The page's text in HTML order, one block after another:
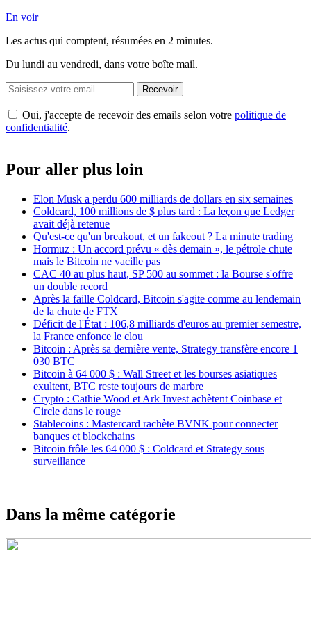
En voir +
Les actus qui comptent, résumées en 2 minutes.
Du lundi au vendredi, dans votre boîte mail.
Recevoir
Oui, j'accepte de recevoir des emails selon votre politique de
confidentialité.
Pour aller plus loin
Elon Musk a perdu 600 milliards de dollars en six semaines
Coldcard, 100 millions de $ plus tard : La leçon que Ledger
avait déjà retenue
Qu'est-ce qu'un breakout, et un fakeout ? La minute trading
Hormuz : Un accord prévu « dès demain », le pétrole chute
mais le Bitcoin ne vacille pas
CAC 40 au plus haut, SP 500 au sommet : la Bourse s'offre
un double record
Après la faille Coldcard, Bitcoin s'agite comme au lendemain
de la chute de FTX
Déficit de l'État : 106,8 milliards d'euros au premier semestre,
la France enfonce le clou
Bitcoin : Après sa dernière vente, Strategy transfère encore 1
030 BTC
Bitcoin à 64 000 $ : Wall Street et les bourses asiatiques
exultent, BTC reste toujours de marbre
Crypto : Cathie Wood et Ark Invest achètent Coinbase et
Circle dans le rouge
Stablecoins : Mastercard rachète BVNK pour connecter
banques et blockchains
Bitcoin frôle les 64 000 $ : Coldcard et Strategy sous
surveillance
Dans la même catégorie